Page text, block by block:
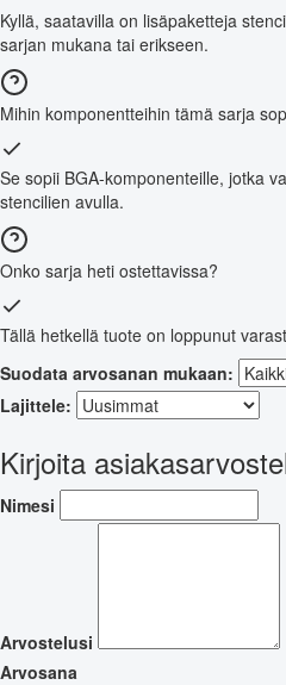
Kyllä, saatavilla on lisäpaketteja
sarjan mukana tai erikseen.
Mihin komponentteihin tämä sarja
Se sopii BGA-komponenteille, jotka
stencilien avulla.
Onko sarja heti ostettavissa?
Tällä hetkellä tuote on loppunut
Suodata arvosanan mukaan:
Lajittele:
Kirjoita
Nimesi
Arvostelusi
Arvosana